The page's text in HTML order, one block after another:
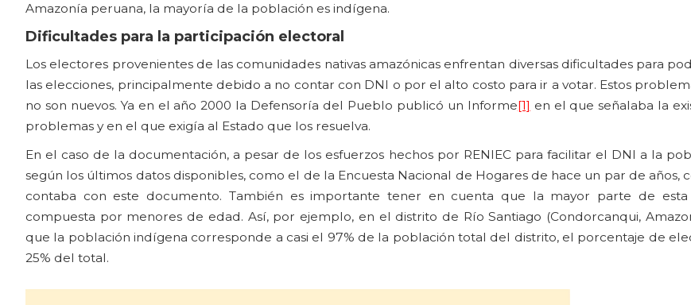
Amazonía peruana, la mayoría de la población es indígena.
Dificultades para la participación electoral
Los electores provenientes de las comunidades nativas amazónicas enfrentan diversas dificultades para
las elecciones, principalmente debido a no contar con DNI o por el alto costo para ir a votar. Estos
no son nuevos. Ya en el año 2000 la Defensoría del Pueblo publicó un Informe[1] en el que señalaba la
problemas y en el que exigía al Estado que los resuelva.
En el caso de la documentación, a pesar de los esfuerzos hechos por RENIEC para facilitar el DNI a la
según los últimos datos disponibles, como el de la Encuesta Nacional de Hogares de hace un par de años,
contaba con este documento. También es importante tener en cuenta que la mayor parte de esta
compuesta por menores de edad. Así, por ejemplo, en el distrito de Río Santiago (Condorcanqui,
que la población indígena corresponde a casi el 97% de la población total del distrito, el porcentaje de
25% del total.